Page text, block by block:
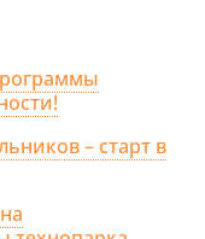
– старт в